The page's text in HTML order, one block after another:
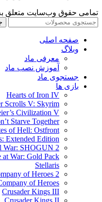
تمامی حقوق وب‌سایت متعلق
صفحه اصلی
وبلاگ
معرفی ماد
آموزش نصب ماد
جستجوی ماد
بازی ها
Hearts of Iron IV
Scrolls V: Skyrim
Civilization V
Starve Together
of Hell: Ostfront
Extended Edition
War: SHOGUN 2
War: Gold Pack
Stellaris
of Heroes 2
of Heroes
Crusader Kings III
Crusader Kings II